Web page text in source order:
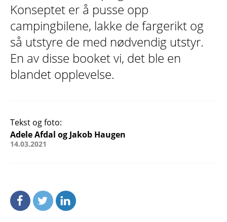
Konseptet er å pusse opp
campingbilene, lakke de fargerikt og
så utstyre de med nødvendig utstyr.
En av disse booket vi, det ble en
blandet opplevelse.
Tekst og foto:
Adele Afdal og Jakob Haugen
14.03.2021